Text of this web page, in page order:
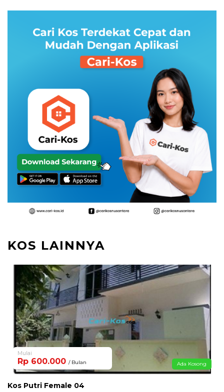
KOS LAINNYA
Mulai
Rp 600.000 / Bulan Ada Kosong
Kos Putri Female 04